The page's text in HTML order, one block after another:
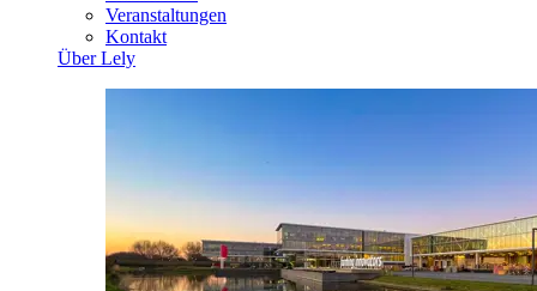
Veranstaltungen
Kontakt
Über Lely